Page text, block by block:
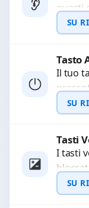
guasti
alta
SU
Tasto
Il tuo
SU
Tasti
I tasti
con
SU